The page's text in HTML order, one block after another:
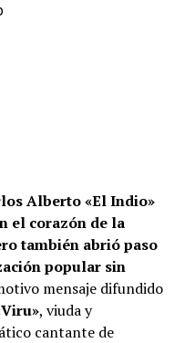
Alberto «El Indio»
el corazón de la
también abrió paso
popular sin
mensaje difundido
, viuda y
cantante de